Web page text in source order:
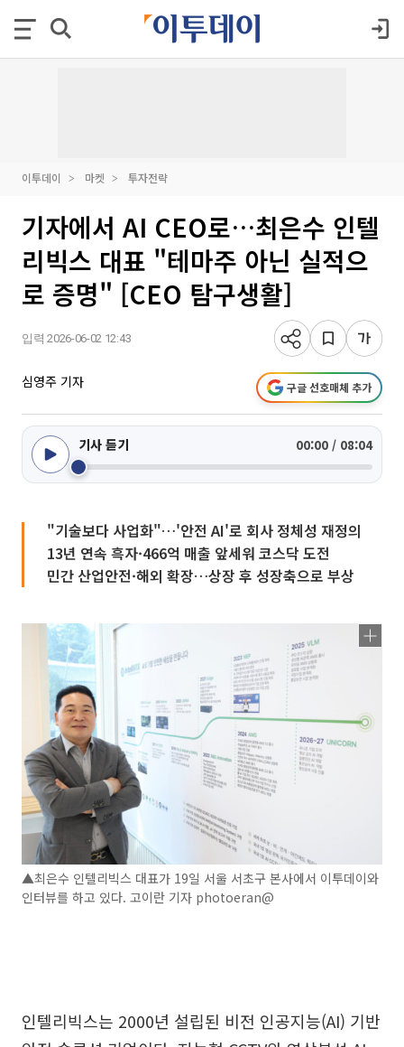
이투데이 마켓 투자전략
기자에서 AI CEO로…최은수 인텔
리빅스 대표 "테마주 아닌 실적으
로 증명" [CEO 탐구생활]
입력 2026-06-02 12:43
심영주 기자 구글 선호매체 추가
기사 듣기 00:00 / 08:04
"기술보다 사업화"…'안전 AI'로 회사 정체성 재정의
13년 연속 흑자·466억 매출 앞세워 코스닥 도전
민간 산업안전·해외 확장…상장 후 성장축으로 부상
▲최은수 인텔리빅스 대표가 19일 서울 서초구 본사에서 이투데이와
인터뷰를 하고 있다. 고이란 기자 photoeran@
인텔리빅스는 2000년 설립된 비전 인공지능(AI) 기반